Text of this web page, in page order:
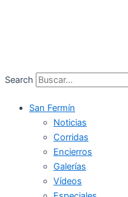
Search
San Fermín
Noticias
Corridas
Encierros
Galerías
Vídeos